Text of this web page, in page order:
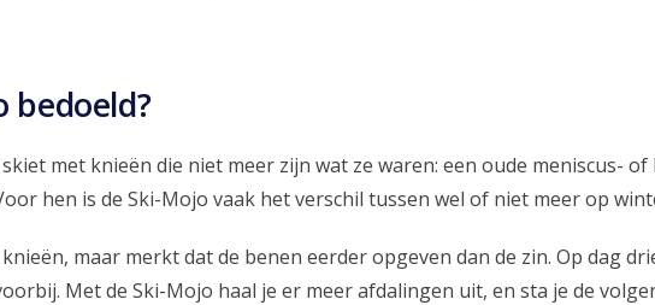
bedoeld?
met knieën die niet meer zijn wat ze waren: een oude meniscus-
hen is de Ski-Mojo vaak het verschil tussen wel of niet meer op
maar merkt dat de benen eerder opgeven dan de zin. Op dag
Met de Ski-Mojo haal je er meer afdalingen uit, en sta je de